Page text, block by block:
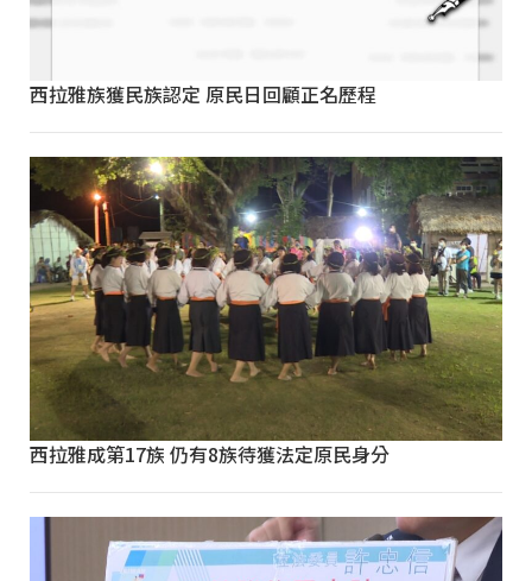
西拉雅族獲民族認定 原民日回顧正名歷程
西拉雅成第17族 仍有8族待獲法定原民身分